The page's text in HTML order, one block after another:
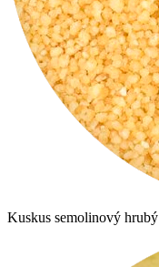
Kuskus semolinový hrubý